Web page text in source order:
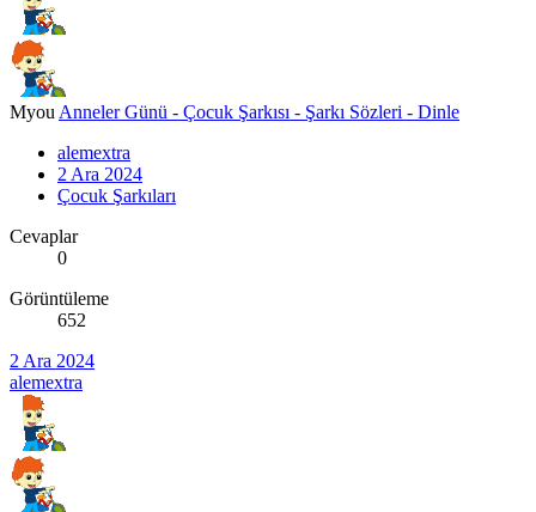
Myou Anneler Günü - Çocuk Şarkısı - Şarkı Sözleri - Dinle
alemextra
2 Ara 2024
Çocuk Şarkıları
Cevaplar
0
Görüntüleme
652
2 Ara 2024
alemextra